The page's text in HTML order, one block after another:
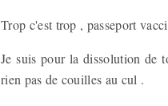
Trop c'est trop , passeport
Je suis pour la dissolution de
rien pas de couilles au cul .